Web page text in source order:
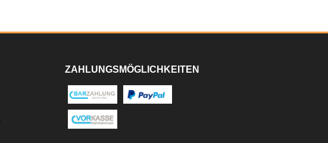
ZAHLUNGSMÖGLICHKEITEN